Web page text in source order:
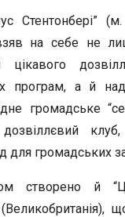
Стентонбері”
на себе не
програм, а й
громадське
дозвіллєвий
для громадських
створено й